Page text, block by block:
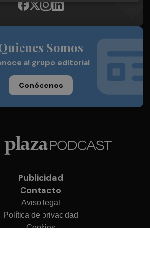
Somos
al grupo editorial
Conócenos
Publicidad
Contacto
Aviso legal
Política de privacidad
Cookies